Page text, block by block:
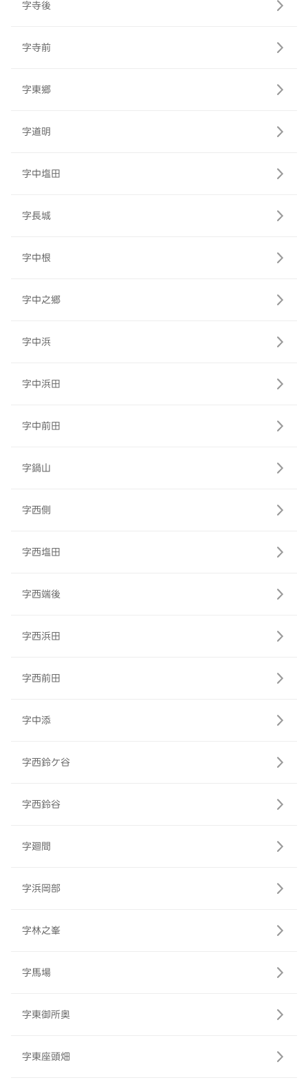
字寺後
字寺前
字東郷
字道明
字中塩田
字長城
字中根
字中之郷
字中浜
字中浜田
字中前田
字鍋山
字西側
字西塩田
字西端後
字西浜田
字西前田
字中添
字西鈴ケ谷
字西鈴谷
字廻間
字浜岡部
字林之峯
字馬場
字東御所奥
字東座頭畑